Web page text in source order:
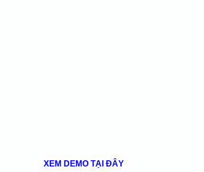
XEM DEMO TẠI ĐÂY